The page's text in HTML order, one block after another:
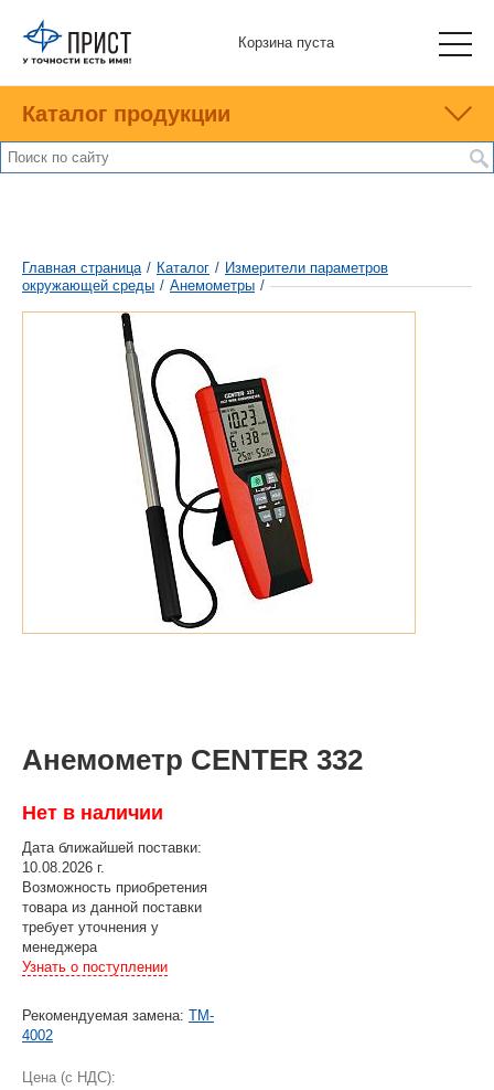
Корзина пуста
Каталог продукции
Главная страница / Каталог / Измерители параметров
окружающей среды / Анемометры /
Анемометр CENTER 332
Нет в наличии
Дата ближайшей поставки:
10.08.2026 г.
Возможность приобретения
товара из данной поставки
требует уточнения у
менеджера
Узнать о поступлении
Рекомендуемая замена: TM-
4002
Цена (с НДС):